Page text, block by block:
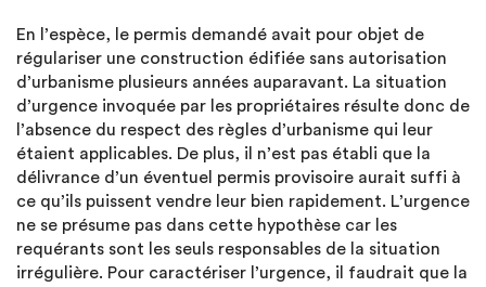
En l’espèce, le permis demandé avait pour objet de
régulariser une construction édifiée sans autorisation
d’urbanisme plusieurs années auparavant. La situation
d’urgence invoquée par les propriétaires résulte donc de
l’absence du respect des règles d’urbanisme qui leur
étaient applicables. De plus, il n’est pas établi que la
délivrance d’un éventuel permis provisoire aurait suffi à
ce qu’ils puissent vendre leur bien rapidement. L’urgence
ne se présume pas dans cette hypothèse car les
requérants sont les seuls responsables de la situation
irrégulière. Pour caractériser l’urgence, il faudrait que la